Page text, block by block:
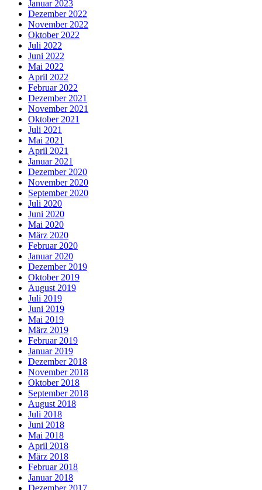
Januar 2023
Dezember 2022
November 2022
Oktober 2022
Juli 2022
Juni 2022
Mai 2022
April 2022
Februar 2022
Dezember 2021
November 2021
Oktober 2021
Juli 2021
Mai 2021
April 2021
Januar 2021
Dezember 2020
November 2020
September 2020
Juli 2020
Juni 2020
Mai 2020
März 2020
Februar 2020
Januar 2020
Dezember 2019
Oktober 2019
August 2019
Juli 2019
Juni 2019
Mai 2019
März 2019
Februar 2019
Januar 2019
Dezember 2018
November 2018
Oktober 2018
September 2018
August 2018
Juli 2018
Juni 2018
Mai 2018
April 2018
März 2018
Februar 2018
Januar 2018